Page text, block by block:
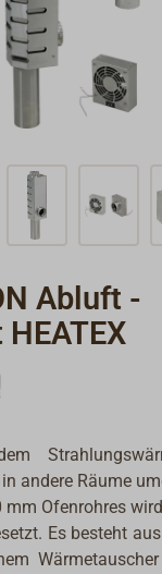
Abluft -
­andere ­Räume
Ofenrohres
Es besteht